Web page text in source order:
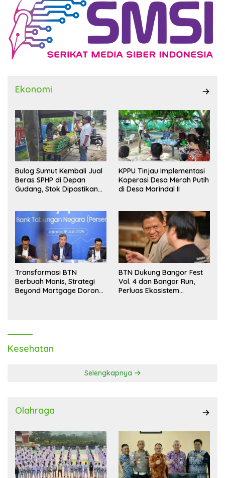
Ekonomi
Bulog Sumut Kembali Jual
Beras SPHP di Depan
Gudang, Stok Dipastikan
KPPU Tinjau Implementasi
Koperasi Desa Merah Putih
di Desa Marindal II
Transformasi BTN
Berbuah Manis, Strategi
Beyond Mortgage Dorong
BTN Dukung Bangor Fest
Vol. 4 dan Bangor Run,
Perluas Ekosistem
Kesehatan
Selengkapnya
Olahraga